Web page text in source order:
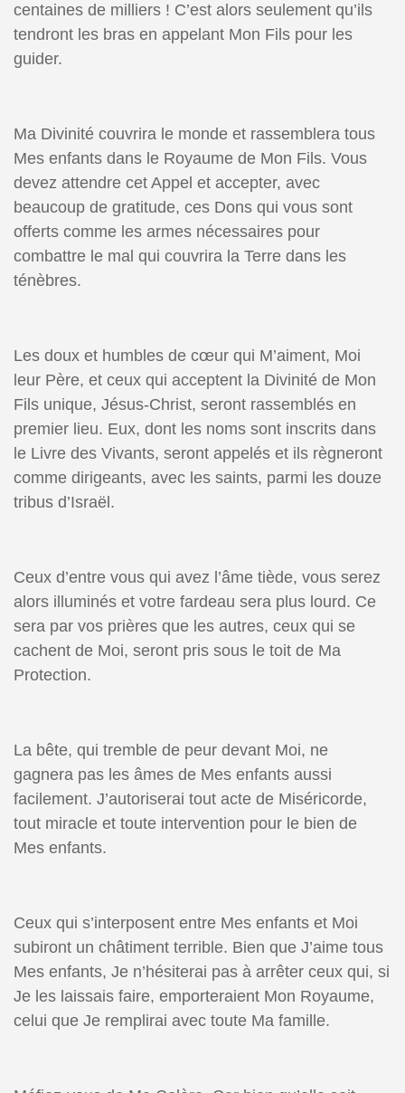
centaines de milliers ! C’est alors seulement qu’ils
tendront les bras en appelant Mon Fils pour les
guider.
Ma Divinité couvrira le monde et rassemblera tous
Mes enfants dans le Royaume de Mon Fils. Vous
devez attendre cet Appel et accepter, avec
beaucoup de gratitude, ces Dons qui vous sont
offerts comme les armes nécessaires pour
combattre le mal qui couvrira la Terre dans les
ténèbres.
Les doux et humbles de cœur qui M’aiment, Moi
leur Père, et ceux qui acceptent la Divinité de Mon
Fils unique, Jésus-Christ, seront rassemblés en
premier lieu. Eux, dont les noms sont inscrits dans
le Livre des Vivants, seront appelés et ils règneront
comme dirigeants, avec les saints, parmi les douze
tribus d’Israël.
Ceux d’entre vous qui avez l’âme tiède, vous serez
alors illuminés et votre fardeau sera plus lourd. Ce
sera par vos prières que les autres, ceux qui se
cachent de Moi, seront pris sous le toit de Ma
Protection.
La bête, qui tremble de peur devant Moi, ne
gagnera pas les âmes de Mes enfants aussi
facilement. J’autoriserai tout acte de Miséricorde,
tout miracle et toute intervention pour le bien de
Mes enfants.
Ceux qui s’interposent entre Mes enfants et Moi
subiront un châtiment terrible. Bien que J’aime tous
Mes enfants, Je n’hésiterai pas à arrêter ceux qui, si
Je les laissais faire, emporteraient Mon Royaume,
celui que Je remplirai avec toute Ma famille.